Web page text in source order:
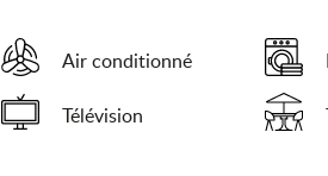
Air conditionné
Télévision